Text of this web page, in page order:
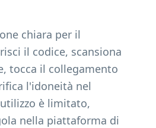
chiara per il
il codice, scansiona
tocca il collegamento
l'idoneità nel
è limitato,
nella piattaforma di